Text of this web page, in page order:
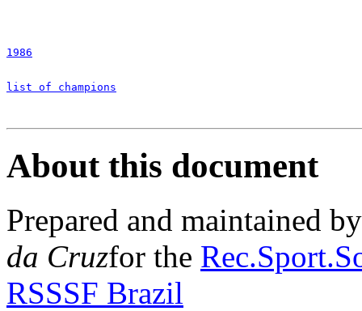
1986
list of champions
About this document
Prepared and maintained
da Cruzfor the
RSSSF Brazil